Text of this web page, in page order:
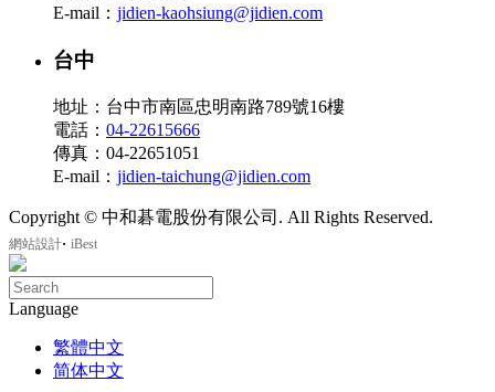
E-mail： jidien-kaohsiung@jidien.com
台中
地址：台中市南區忠明南路789號16樓
電話： 04-22615666
傳真：04-22651051
E-mail： jidien-taichung@jidien.com
Copyright © 中和碁電股份有限公司. All Rights Reserved.
網站設計‧ iBest
Language
繁體中文
简体中文